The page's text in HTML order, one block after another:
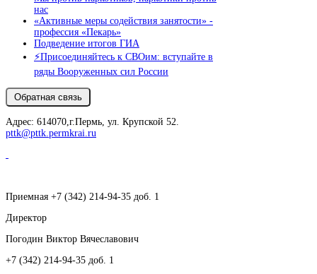
нас
«Активные меры содействия занятости» -
профессия «Пекарь»
Подведение итогов ГИА
⚡️Присоединяйтесь к СВОим: вступайте в
ряды Вооруженных сил России
Адрес: 614070,г.Пермь, ул. Крупской 52.
pttk@pttk.permkrai.ru
Приемная +7 (342) 214-94-35 доб. 1
Директор
Погодин Виктор Вячеславович
+7 (342) 214-94-35 доб. 1